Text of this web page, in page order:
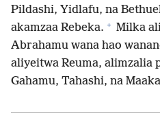
Pildashi, Yidlafu, na
akamzaa Rebeka. + Milka
Abrahamu wana hao
aliyeitwa Reuma, alimzalia
Gahamu, Tahashi, na